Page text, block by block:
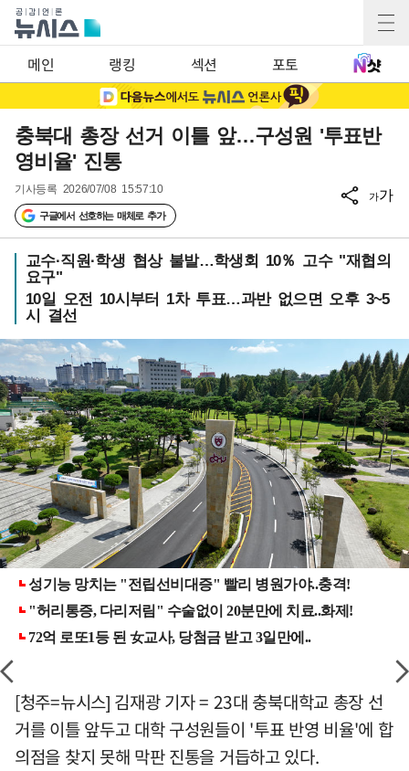
메인 랭킹 섹션 포토
충북대 총장 선거 이틀 앞…구성원 '투표반
영비율' 진통
기사등록 2026/07/08 15:57:10
구글에서 선호하는 매체로 추가
가가
교수·직원·학생 협상 불발…학생회 10％ 고수 "재협의
요구"
10일 오전 10시부터 1차 투표…과반 없으면 오후 3~5
시 결선
[청주=뉴시스] 김재광 기자 = 23대 충북대학교 총장 선
거를 이틀 앞두고 대학 구성원들이 '투표 반영 비율'에 합
의점을 찾지 못해 막판 진통을 거듭하고 있다.